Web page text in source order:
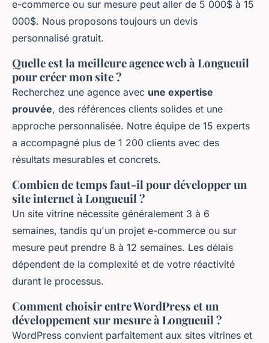
e-commerce ou sur mesure peut aller de 5 000$ à 15
000$. Nous proposons toujours un devis
personnalisé gratuit.
Quelle est la meilleure agence web à Longueuil
pour créer mon site ?
Recherchez une agence avec une expertise
prouvée, des références clients solides et une
approche personnalisée. Notre équipe de 15 experts
a accompagné plus de 1 200 clients avec des
résultats mesurables et concrets.
Combien de temps faut-il pour développer un
site internet à Longueuil ?
Un site vitrine nécessite généralement 3 à 6
semaines, tandis qu'un projet e-commerce ou sur
mesure peut prendre 8 à 12 semaines. Les délais
dépendent de la complexité et de votre réactivité
durant le processus.
Comment choisir entre WordPress et un
développement sur mesure à Longueuil ?
WordPress convient parfaitement aux sites vitrines et